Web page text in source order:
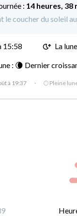
: 14 heures, 38
le coucher du soleil
15:58 La
: 🌘 Dernier
à 19:37 · 🌕 Pleine